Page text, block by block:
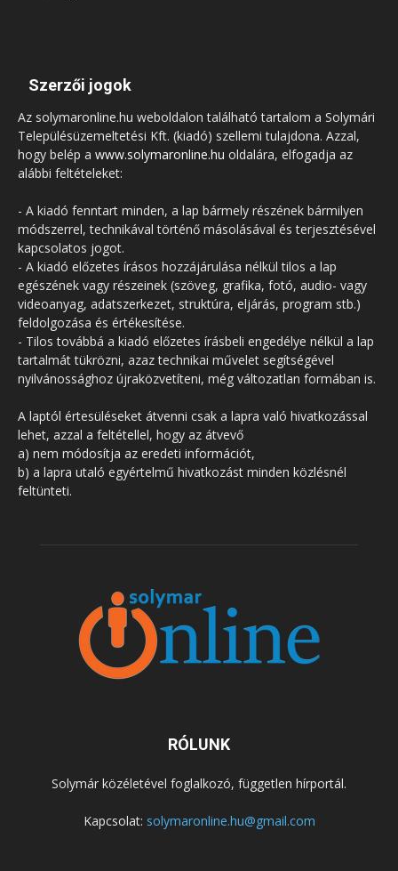
Szerzői jogok
Az solymaronline.hu weboldalon található tartalom a Solymári
Településüzemeltetési Kft. (kiadó) szellemi tulajdona. Azzal,
hogy belép a www.solymaronline.hu oldalára, elfogadja az
alábbi feltételeket:
- A kiadó fenntart minden, a lap bármely részének bármilyen
módszerrel, technikával történő másolásával és terjesztésével
kapcsolatos jogot.
- A kiadó előzetes írásos hozzájárulása nélkül tilos a lap
egészének vagy részeinek (szöveg, grafika, fotó, audio- vagy
videoanyag, adatszerkezet, struktúra, eljárás, program stb.)
feldolgozása és értékesítése.
- Tilos továbbá a kiadó előzetes írásbeli engedélye nélkül a lap
tartalmát tükrözni, azaz technikai művelet segítségével
nyilvánossághoz újraközvetíteni, még változatlan formában is.
A laptól értesüléseket átvenni csak a lapra való hivatkozással
lehet, azzal a feltétellel, hogy az átvevő
a) nem módosítja az eredeti információt,
b) a lapra utaló egyértelmű hivatkozást minden közlésnél
feltünteti.
RÓLUNK
Solymár közéletével foglalkozó, független hírportál.
Kapcsolat: solymaronline.hu@gmail.com